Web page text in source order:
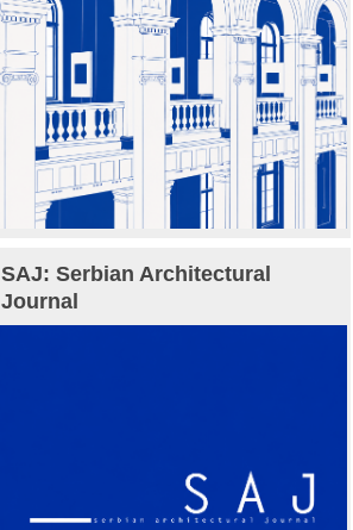
SAJ: Serbian Architectural
Journal